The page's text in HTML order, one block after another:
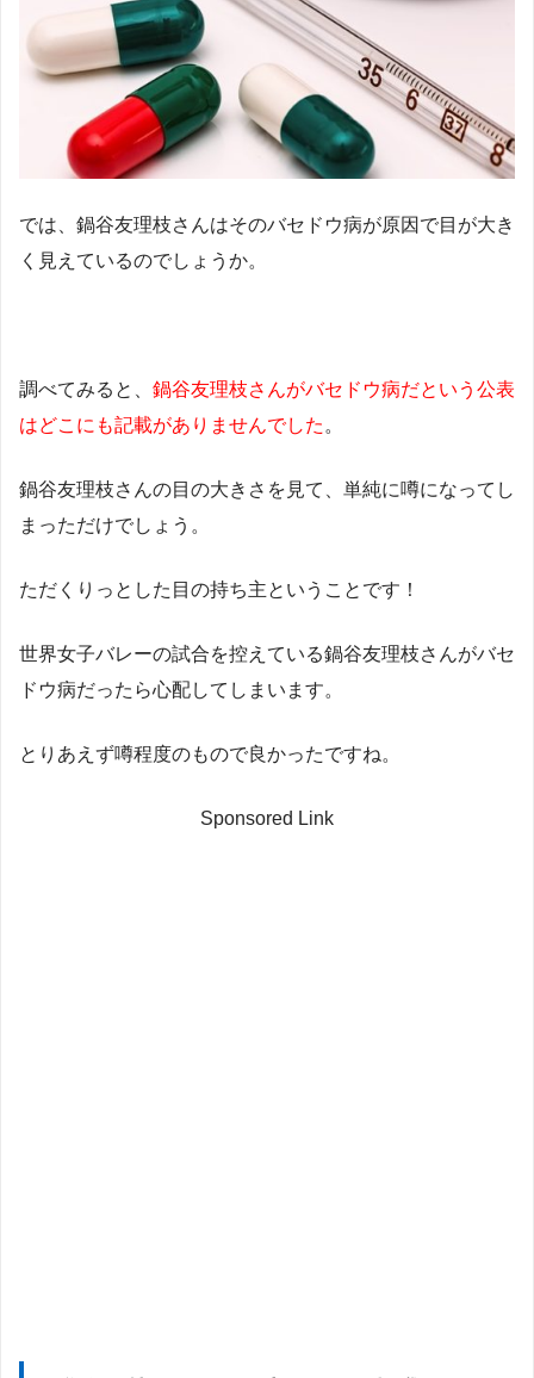
では、鍋谷友理枝さんはそのバセドウ病が原因で目が大き
く見えているのでしょうか。
調べてみると、 鍋谷友理枝さんがバセドウ病だという公表
はどこにも記載がありませんでした 。
鍋谷友理枝さんの目の大きさを見て、単純に噂になってし
まっただけでしょう。
ただくりっとした目の持ち主ということです！
世界女子バレーの試合を控えている鍋谷友理枝さんがバセ
ドウ病だったら心配してしまいます。
とりあえず噂程度のもので良かったですね。
Sponsored Link